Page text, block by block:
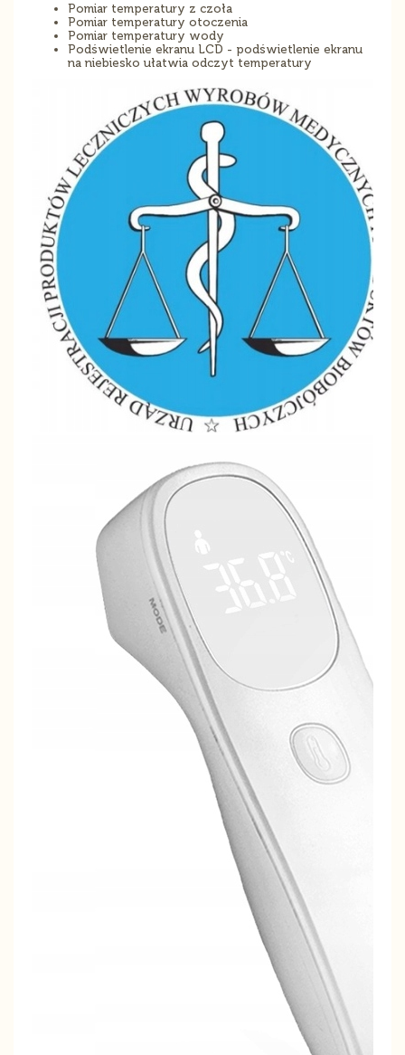
Pomiar temperatury z czoła
Pomiar temperatury otoczenia
Pomiar temperatury wody
Podświetlenie ekranu LCD - podświetlenie ekranu
na niebiesko ułatwia odczyt temperatury